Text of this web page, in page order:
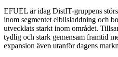
EFUEL är idag DistIT-gruppens
inom segmentet elbilsladdning och
utvecklats starkt inom området.
tydlig och stark gemensam framtid
expansion även utanför dagens